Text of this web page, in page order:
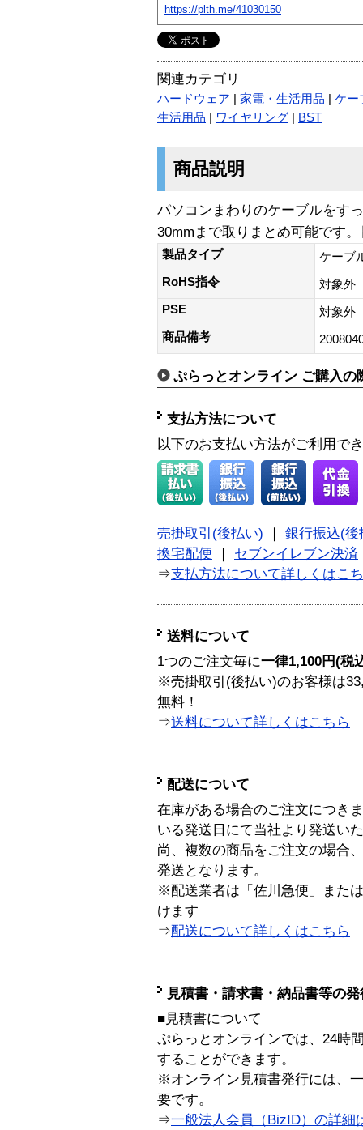
https://plth.me/41030150
関連カテゴリ
ハードウェア 家電・生活用品
ケー
生活用品
ワイヤリング BST
商品説明
パソコンまわりのケーブルをす
30mmまで取りまとめ可能です
製品タイプ
ケーブ
RoHS指令
対象外
PSE
対象外
商品備考
ぷらっとオンライン ご購入の
支払方法について
以下のお支払い方法がご利用で
売掛取引(後払い)
銀行振込(後
換宅配便
セブンイレブン決済
⇒支払方法について詳しくはこ
送料について
1つのご注文毎に一律1,100円(税
※売掛取引(後払い)のお客様は
無料！
⇒送料について詳しくはこちら
配送について
在庫がある場合のご注文につき
いる発送日にて当社より発送い
尚、複数の商品をご注文の場合
発送となります。
※配送業者は「佐川急便」また
けます
⇒配送について詳しくはこちら
見積書・請求書・納品書等の
■見積書について
ぷらっとオンラインでは、24時
することができます。
※オンライン見積書発行には、
要です。
⇒一般法人会員（BizID）の詳細